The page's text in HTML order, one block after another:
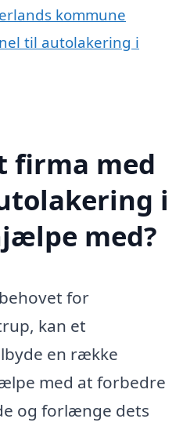
kommune
til autolakering i
firma med
i
med?
for
kan et
en række
med at forbedre
og forlænge dets